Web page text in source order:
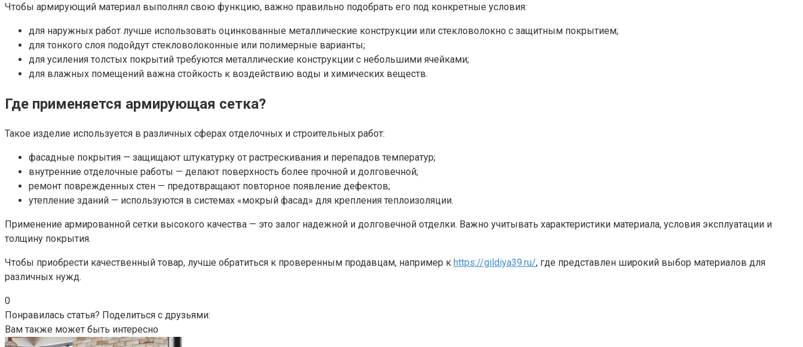
Чтобы армирующий материал выполнял свою функцию, важно правильно подобрать его под конкретные условия:
для наружных работ лучше использовать оцинкованные металлические конструкции или стекловолокно с защитным покрытием;
для тонкого слоя подойдут стекловолоконные или полимерные варианты;
для усиления толстых покрытий требуются металлические конструкции с небольшими ячейками;
для влажных помещений важна стойкость к воздействию воды и химических веществ.
Где применяется армирующая сетка?
Такое изделие используется в различных сферах отделочных и строительных работ:
фасадные покрытия — защищают штукатурку от растрескивания и перепадов температур;
внутренние отделочные работы — делают поверхность более прочной и долговечной;
ремонт поврежденных стен — предотвращают повторное появление дефектов;
утепление зданий — используются в системах «мокрый фасад» для крепления теплоизоляции.
Применение армированной сетки высокого качества — это залог надежной и долговечной отделки. Важно учитывать характеристики материала, условия эксплуатации и
толщину покрытия.
Чтобы приобрести качественный товар, лучше обратиться к проверенным продавцам, например к https://gildiya39.ru/, где представлен широкий выбор материалов для
различных нужд.
0
Понравилась статья? Поделиться с друзьями:
Вам также может быть интересно